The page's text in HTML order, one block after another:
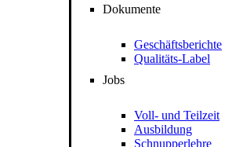
Dokumente
Geschäftsberichte
Qualitäts-Label
Jobs
Voll- und Teilzeit
Ausbildung
Schnupperlehre